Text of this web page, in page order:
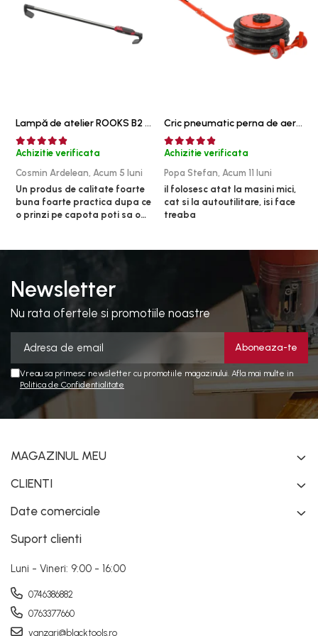
Sistem franare
Surubelnite Si Biti
Truse de biti
Vulcanizare
Masini de dejantat roti
Masini de echilibrat roti
Lampă de atelier ROOKS B2 HYBRID pentru capotă, 2000 lumeni, 5000 mAh
Achizitie verificata
Cosmin Ardelean, Acum 5 luni
Un produs de calitate foarte
buna foarte practica dupa ce
o prinzi pe capota poti sa o
puternica si de la baterie care
tine destul de mult dar daca o
bagi la priza nu mai ai treaba
toata ziua ,ce...
Cric pneumatic perna de aer cu inaltator 6T
Achizitie verificata
Popa Stefan, Acum 11 luni
il folosesc atat la masini mici,
cat si la autoutilitare, isi face
treaba
Newsletter
Nu rata ofertele si promotiile noastre
Vreau sa primesc newsletter cu promotiile magazinului. Afla mai multe in
Politica de Confidentialitate
MAGAZINUL MEU
CLIENTI
Date comerciale
Suport clienti
Luni - Vineri: 9:00 - 16:00
0746386882
0763377660
vanzari@blacktools.ro